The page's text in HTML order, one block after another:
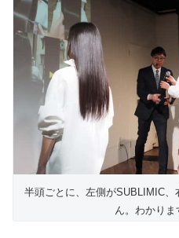
半頭ごとに、左側がSUBLIMIC、
ん。わかりま